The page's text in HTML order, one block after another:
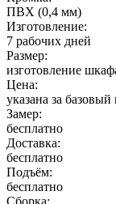
ПВХ (0,4 мм)
Изготовление:
7 рабочих дней
Размер:
изготовление
Цена:
указана за
Замер:
бесплатно
Доставка:
бесплатно
Подъём:
бесплатно
Сборка: